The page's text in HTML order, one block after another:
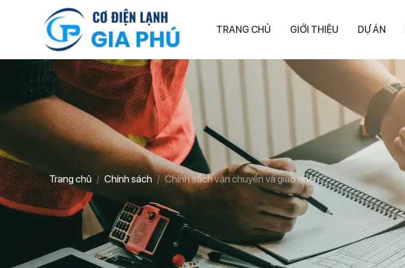
TRANG CHỦ GIỚI THIỆU DỰ ÁN
Trang chủ Chính sách Chính sách vận chuyển và giao nhận